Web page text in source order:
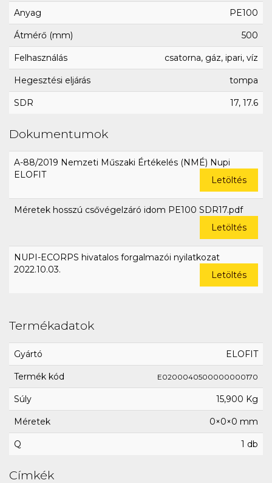
Anyag PE100
Átmérő (mm) 500
Felhasználás csatorna, gáz, ipari, víz
Hegesztési eljárás tompa
SDR 17, 17.6
Dokumentumok
A-88/2019 Nemzeti Műszaki Értékelés (NMÉ) Nupi
ELOFIT
Letöltés
Méretek hosszú csővégelzáró idom PE100 SDR17.pdf
Letöltés
NUPI-ECORPS hivatalos forgalmazói nyilatkozat
2022.10.03.
Letöltés
Termékadatok
Gyártó ELOFIT
Termék kód E0200040500000000170
Súly 15,900 Kg
Méretek 0×0×0 mm
Q 1 db
Címkék